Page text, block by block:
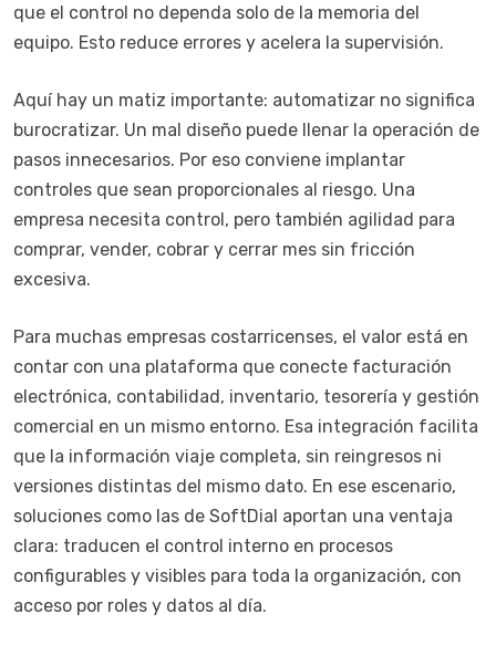
que el control no dependa solo de la memoria del
equipo. Esto reduce errores y acelera la supervisión.
Aquí hay un matiz importante: automatizar no significa
burocratizar. Un mal diseño puede llenar la operación de
pasos innecesarios. Por eso conviene implantar
controles que sean proporcionales al riesgo. Una
empresa necesita control, pero también agilidad para
comprar, vender, cobrar y cerrar mes sin fricción
excesiva.
Para muchas empresas costarricenses, el valor está en
contar con una plataforma que conecte facturación
electrónica, contabilidad, inventario, tesorería y gestión
comercial en un mismo entorno. Esa integración facilita
que la información viaje completa, sin reingresos ni
versiones distintas del mismo dato. En ese escenario,
soluciones como las de SoftDial aportan una ventaja
clara: traducen el control interno en procesos
configurables y visibles para toda la organización, con
acceso por roles y datos al día.